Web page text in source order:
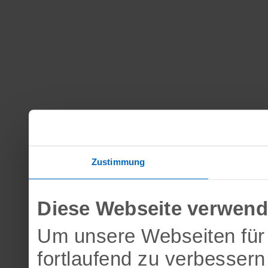
Zustimmung
Diese Webseite
Um unsere Webseiten
fortlaufend zu